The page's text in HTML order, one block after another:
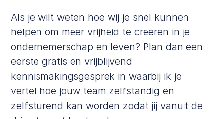
Als je wilt weten hoe wij je snel kunnen
helpen om meer vrijheid te creëren in je
ondernemerschap en leven? Plan dan een
eerste gratis envrijblijvend
kennismakingsgesprek in waarbij ik je
vertel hoe jouw team zelfstandig en
zelfsturend kan worden zodat jij vanuit de